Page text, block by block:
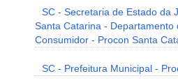
SC - Secretaria de Estado da
Santa Catarina - Departamento
Consumidor - Procon Santa
SC - Prefeitura Municipal -